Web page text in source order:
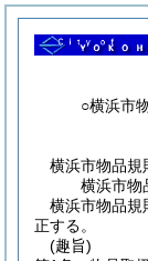
○横浜市
横浜市物品規
横浜市物
横浜市物品規
正する。
(趣旨)